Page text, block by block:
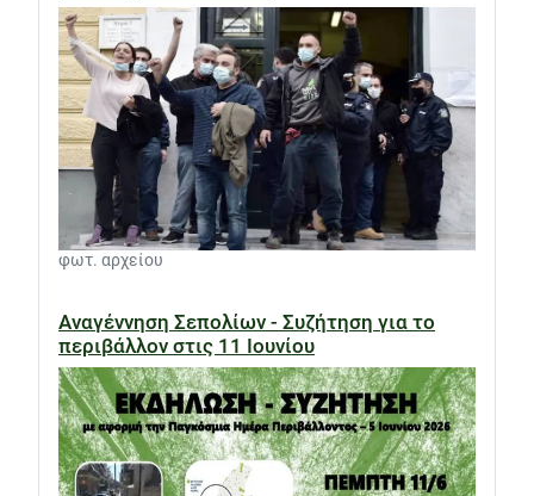
φωτ. αρχείου
Αναγέννηση Σεπολίων - Συζήτηση για το
περιβάλλον στις 11 Ιουνίου